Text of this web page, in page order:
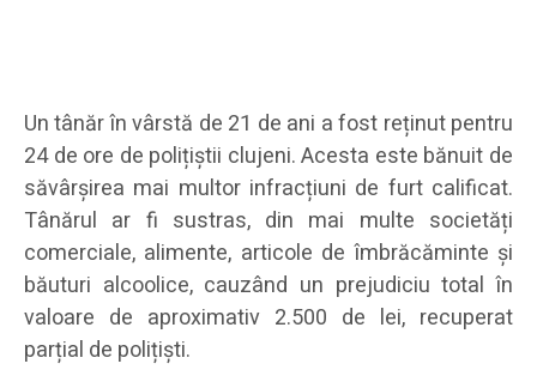
Un tânăr în vârstă de 21 de ani a fost reținut pentru
24 de ore de polițiștii clujeni. Acesta este bănuit de
săvârșirea mai multor infracțiuni de furt calificat.
Tânărul ar fi sustras, din mai multe societăți
comerciale, alimente, articole de îmbrăcăminte și
băuturi alcoolice, cauzând un prejudiciu total în
valoare de aproximativ 2.500 de lei, recuperat
parțial de polițiști.